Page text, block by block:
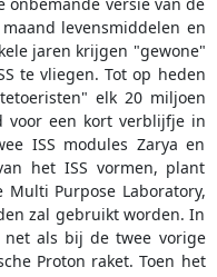
levensmiddelen en
jaren krijgen "gewone"
te vliegen. Tot op heden
elk 20 miljoen
voor een kort verblijfje in
ISS modules Zarya en
het ISS vormen, plant
Purpose Laboratory,
zal gebruikt worden. In
net als bij de twee vorige
Proton raket. Toen het